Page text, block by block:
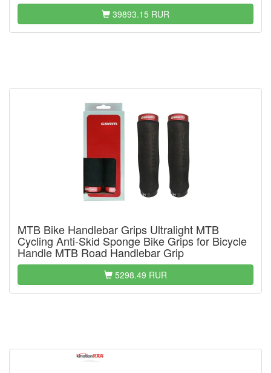
39893.15 RUR
MTB Bike Handlebar Grips Ultralight MTB
Cycling Anti-Skid Sponge Bike Grips for Bicycle
Handle MTB Road Handlebar Grip
5298.49 RUR